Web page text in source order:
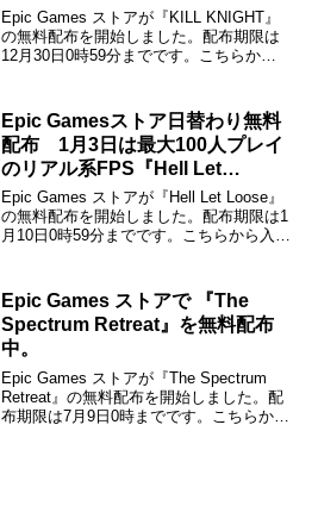
KNIGHT』が無料配布中。
Epic Games ストアが『KILL KNIGHT』
の無料配布を開始しました。配布期限は
12月30日0時59分までです。こちらから
撃破するステー...
Epic Gamesストア日替わり無料
配布 1月3日は最大100人プレイ
のリアル系FPS『Hell Let
Loose』が無料配布中。
Epic Games ストアが『Hell Let Loose』
の無料配布を開始しました。配布期限は1
月10日0時59分までです。こちらから入手
Epic Games ストアで 『The
Spectrum Retreat』を無料配布
中。
Epic Games ストアが『The Spectrum
Retreat』の無料配布を開始しました。配
布期限は7月9日0時までです。こちらから